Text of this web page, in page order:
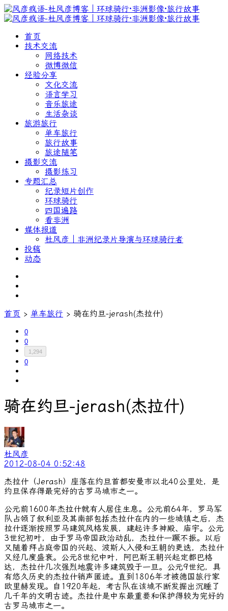
首页
技术交流
网络技术
微博微信
经验分享
文化交流
语言学习
音乐旅途
生活杂谈
旅游旅行
单车旅行
旅行故事
旅途随笔
摄影交流
摄影练习
专题汇总
纪录短片创作
环球骑行
四国遍路
看非洲
媒体报道
杜风彦｜非洲纪录片导演与环球骑行者
投稿
动态
首页 › 单车旅行 › 骑在约旦-jerash(杰拉什)
0
0
1,294
0
骑在约旦-jerash(杰拉什)
杜风彦
2012-08-04 0:52:48
杰拉什（Jerash）座落在约旦首都安曼市以北40公里处，是
约旦保存得最完好的古罗马城市之一。
公元前1600年杰拉什就有人居住生息。公元前64年，罗马军
队占领了叙利亚及其南部包括杰拉什在内的一些城镇之后，杰
拉什逐渐按照罗马建筑风格发展，建起许多神殿、庙宇。公元
3世纪初叶，由于罗马帝国政治动乱，杰拉什一蹶不振。以后
又随着拜占庭帝国的兴起、波斯人入侵和王朝的更迭，杰拉什
又经几度盛衰。公元8世纪中叶，阿巴斯王朝兴起定都巴格
达，杰拉什几次强烈地震许多建筑毁于一旦。公元9世纪，具
有悠久历史的杰拉什销声匿迹。直到1806年才被德国旅行家
欧里赫发现。自1920年起，考古队在该城不断发掘出沉睡了
几千年的文明古迹。杰拉什是中东最重要和保护得较为完好的
古罗马城市之一。